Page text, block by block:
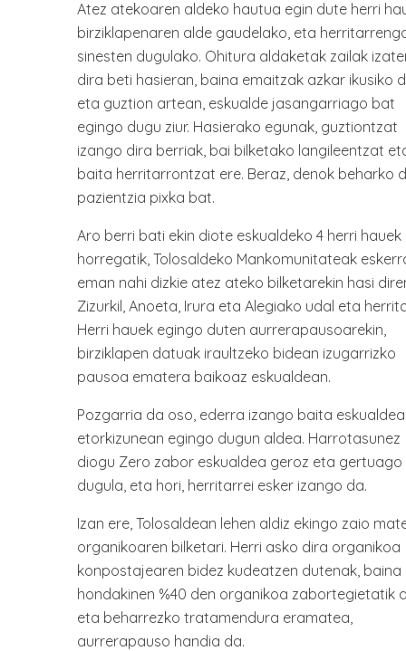
Atez atekoaren aldeko hautua egin dute herri
birziklapenaren alde gaudelako, eta
sinesten dugulako. Ohitura aldaketak zailak
dira beti hasieran, baina emaitzak azkar ikusiko
eta guztion artean, eskualde jasangarriago bat
egingo dugu ziur. Hasierako egunak, guztiontzat
izango dira berriak, bai bilketako langileentzat
baita herritarrontzat ere. Beraz, denok beharko
pazientzia pixka bat.
Aro berri bati ekin diote eskualdeko 4 herri
horregatik, Tolosaldeko Mankomunitateak
eman nahi dizkie atez ateko bilketarekin hasi
Zizurkil, Anoeta, Irura eta Alegiako udal eta
Herri hauek egingo duten aurrerapausoarekin,
birziklapen datuak iraultzeko bidean izugarrizko
pausoa ematera baikoaz eskualdean.
Pozgarria da oso, ederra izango baita
etorkizunean egingo dugun aldea. Harrotasunez
diogu Zero zabor eskualdea geroz eta gertuago
dugula, eta hori, herritarrei esker izango da.
Izan ere, Tolosaldean lehen aldiz ekingo zaio
organikoaren bilketari. Herri asko dira organikoa
konpostajearen bidez kudeatzen dutenak, baina
hondakinen %40 den organikoa zabortegietatik
eta beharrezko tratamendura eramatea,
aurrerapauso handia da.